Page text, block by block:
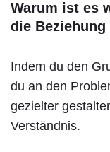
Warum ist es
die Beziehung
Indem du den
du an den
gezielter
Verständnis.